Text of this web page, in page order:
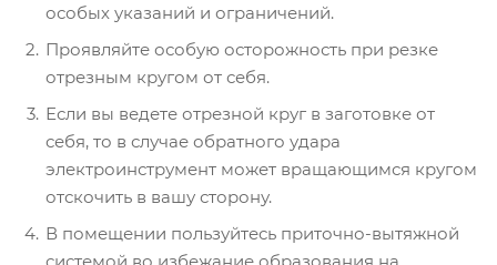
особых указаний и ограничений.
Проявляйте особую осторожность при резке
отрезным кругом от себя.
Если вы ведете отрезной круг в заготовке от
себя, то в случае обратного удара
электроинструмент может вращающимся кругом
отскочить в вашу сторону.
В помещении пользуйтесь приточно-вытяжной
системой во избежание образования на